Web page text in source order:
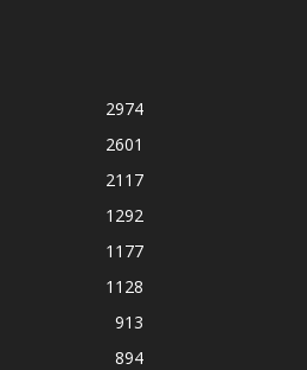
2974
2601
2117
1292
1177
1128
913
894